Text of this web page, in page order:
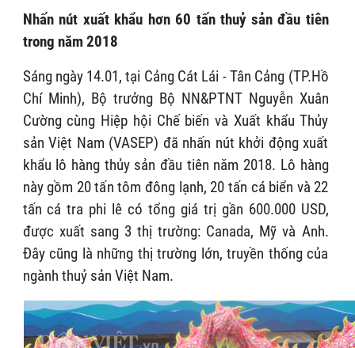
Nhấn nút xuất khẩu hơn 60 tấn thuỷ sản đầu tiên
trong năm 2018
Sáng ngày 14.01, tại Cảng Cát Lái - Tân Cảng (TP.Hồ
Chí Minh), Bộ trưởng Bộ NN&PTNT Nguyễn Xuân
Cường cùng Hiệp hội Chế biến và Xuất khẩu Thủy
sản Việt Nam (VASEP) đã nhấn nút khởi động xuất
khẩu lô hàng thủy sản đầu tiên năm 2018. Lô hàng
này gồm 20 tấn tôm đông lạnh, 20 tấn cá biển và 22
tấn cá tra phi lê có tổng giá trị gần 600.000 USD,
được xuất sang 3 thị trường: Canada, Mỹ và Anh.
Đây cũng là những thị trường lớn, truyền thống của
ngành thuỷ sản Việt Nam.